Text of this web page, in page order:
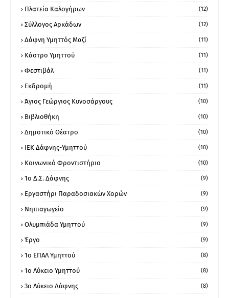
Πλατεία Καλογήρων (12)
Σύλλογος Αρκάδων (12)
Δάφνη Υμηττός Μαζί (11)
Κάστρο Υμηττού (11)
Φεστιβάλ (11)
Εκδρομή (11)
Άγιος Γεώργιος Κυνοσάργους (10)
Βιβλιοθήκη (10)
Δημοτικό Θέατρο (10)
ΙΕΚ Δάφνης-Υμηττού (10)
Κοινωνικό Φροντιστήριο (10)
1ο Δ.Σ. Δάφνης (9)
Εργαστήρι Παραδοσιακών Χορών (9)
Νηπιαγωγείο (9)
Ολυμπιάδα Υμηττού (9)
Έργο (9)
1o ΕΠΑΛ Υμηττού (8)
1ο Λύκειο Υμηττού (8)
3ο Λύκειο Δάφνης (8)